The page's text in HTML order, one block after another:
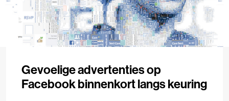
Gevoelige advertenties op
Facebook binnenkort langs keuring